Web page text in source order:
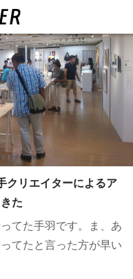
クリエイターによるア
た
てた手羽です。ま、あ
てたと言った方が早い